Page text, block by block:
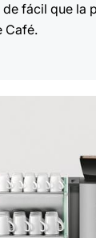
fácil que la
Café.